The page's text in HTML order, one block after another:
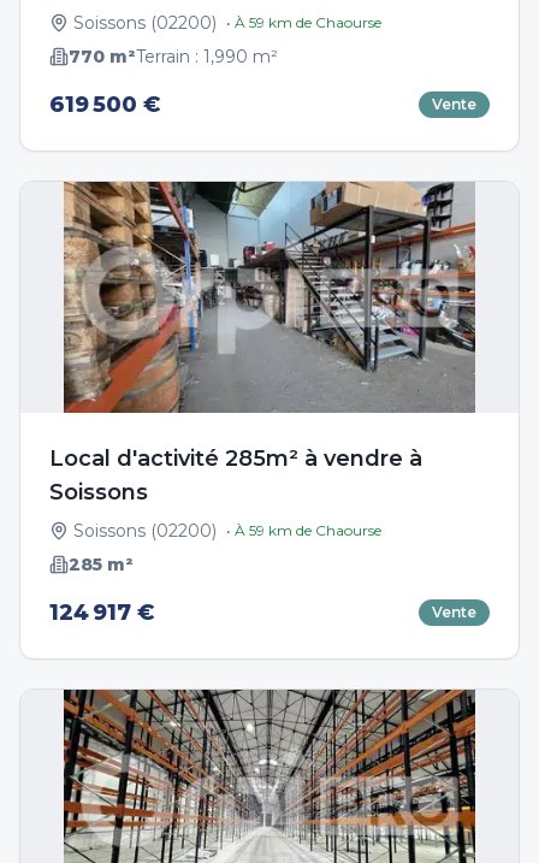
Soissons (02200) • À 59 km de Chaourse
770 m²Terrain : 1,990 m²
619 500 € Vente
Local d'activité 285m² à vendre à
Soissons
Soissons (02200) • À 59 km de Chaourse
285 m²
124 917 € Vente